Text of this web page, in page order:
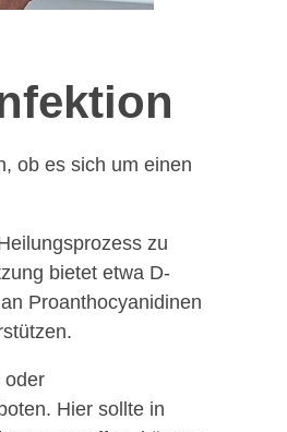
ob es sich um einen
zu
bietet etwa D-
Proanthocyanidinen
oder
Hier sollte in